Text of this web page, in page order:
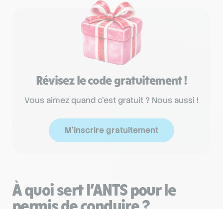
Révisez le code gratuitement !
Vous aimez quand c'est gratuit ? Nous aussi !
M'inscrire gratuitement
À quoi sert l’ANTS pour le